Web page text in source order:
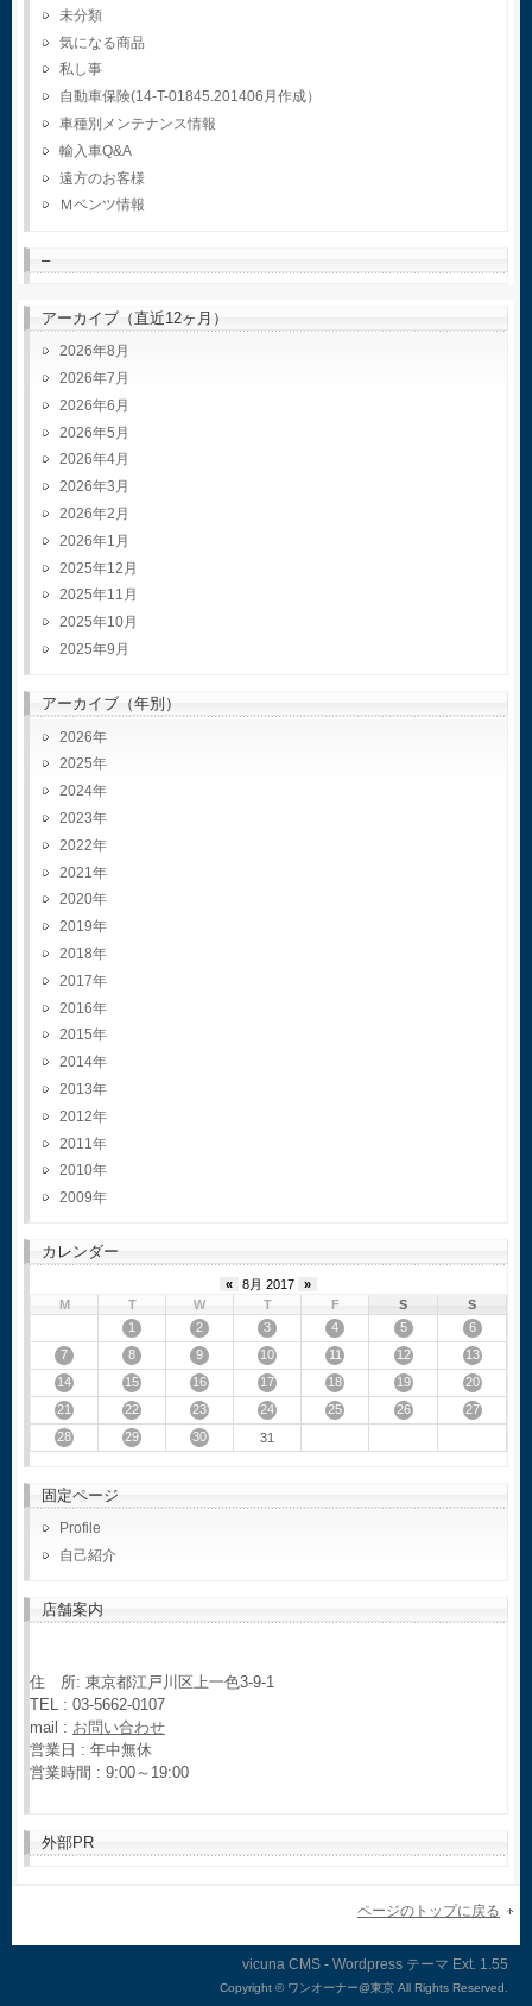
未分類
気になる商品
私し事
自動車保険(14-T-01845.201406月作成）
車種別メンテナンス情報
輸入車Q&A
遠方のお客様
Ｍベンツ情報
–
アーカイブ（直近12ヶ月）
2026年8月
2026年7月
2026年6月
2026年5月
2026年4月
2026年3月
2026年2月
2026年1月
2025年12月
2025年11月
2025年10月
2025年9月
アーカイブ（年別）
2026
2025
2024
2023
2022
2021
2020
2019
2018
2017
2016
2015
2014
2013
2012
2011
2010
2009
カレンダー
« 8月 2017
»
M
T W T F S
S
1
2 3 4 5
6
7
8 9 10 11 12
13
14
15 16 17 18 19
20
21
22 23 24 25 26
27
28
29 30 31
固定ページ
Profile
自己紹介
店舗案内
住 所: 東京都江戸川区上一色3-9-1
TEL : 03-5662-0107
mail : お問い合わせ
営業日 : 年中無休
営業時間 : 9:00～19:00
外部PR
ページのトップに戻る
vicuna CMS - Wordpress テーマ Ext.
Copyright © ワンオーナー@東京 All Rights Reserved.